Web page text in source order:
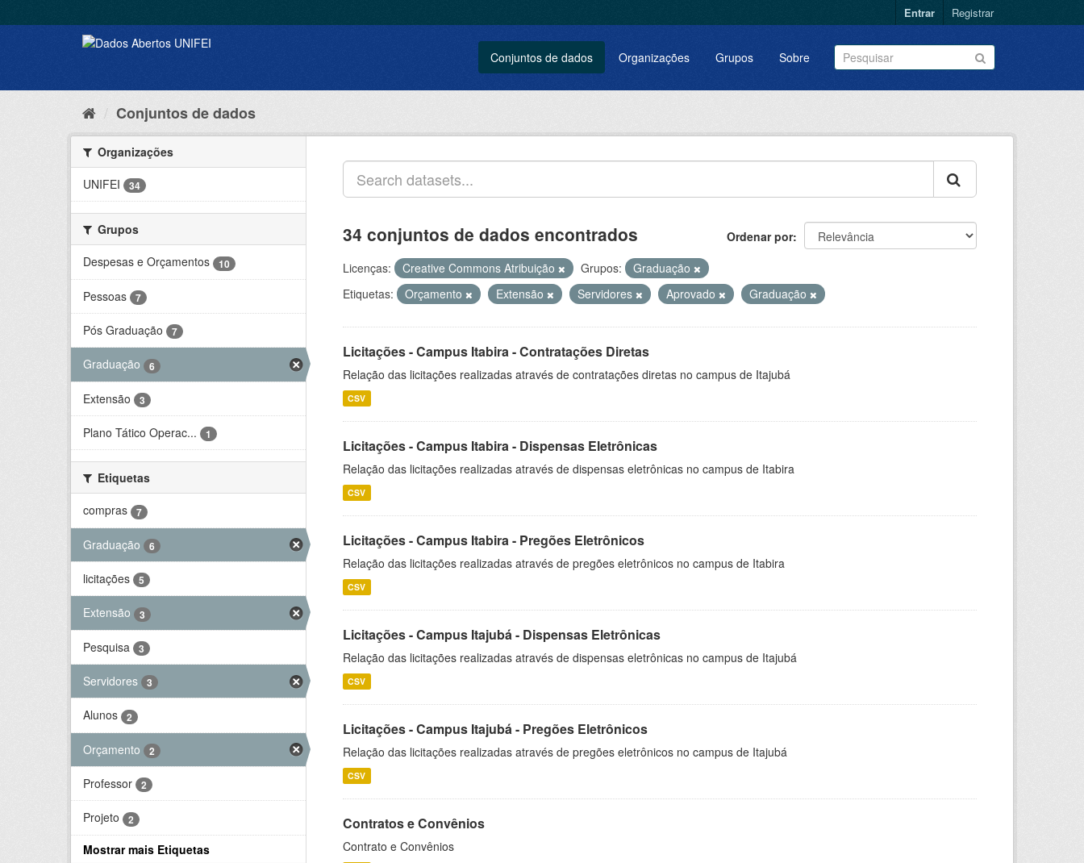
Entrar Registrar
Conjuntos de dados Organizações Grupos Sobre
Conjuntos de dados
Organizações
UNIFEI
34
Grupos
Despesas e Orçamentos
10
Pessoas 7
Pós Graduação 7
Graduação 6
Extensão 3
Plano Tático Operac... 1
Etiquetas
compras
7
Graduação 6
licitações 5
Extensão 3
Pesquisa 3
Servidores 3
Alunos 2
Orçamento 2
Professor 2
Projeto 2
Mostrar mais Etiquetas
Ordenar por
34 conjuntos de dados encontrados
Licenças: Creative Commons Atribuição Grupos:
Graduação
Etiquetas:
Orçamento Extensão Servidores Aprovado Graduação
Licitações - Campus Itabira - Contratações Diretas
Relação das licitações realizadas através de contratações diretas no campus de Itajubá
CSV
Licitações - Campus Itabira - Dispensas Eletrônicas
Relação das licitações realizadas através de dispensas eletrônicas no campus de Itabira
CSV
Licitações - Campus Itabira - Pregões Eletrônicos
Relação das licitações realizadas através de pregões eletrônicos no campus de Itabira
CSV
Licitações - Campus Itajubá - Dispensas Eletrônicas
Relação das licitações realizadas através de dispensas eletrônicas no campus de Itajubá
CSV
Licitações - Campus Itajubá - Pregões Eletrônicos
Relação das licitações realizadas através de pregões eletrônicos no campus de Itajubá
CSV
Contratos e Convênios
Contrato e Convênios